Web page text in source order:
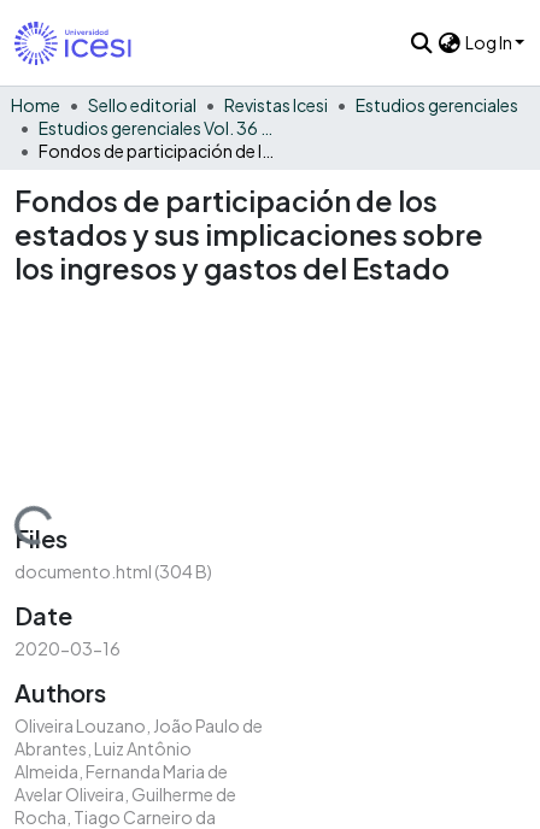
Log In
Home Sello editorial Revistas Icesi
Estudios gerenciales
Fondos de participación de los
estados y sus implicaciones sobre
los ingresos y gastos del Estado
Loading...
Files
documento.html (304 B)
Date
2020-03-16
Authors
Oliveira Louzano, João Paulo de
Abrantes, Luiz Antônio
Almeida, Fernanda Maria de
Avelar Oliveira, Guilherme de
Rocha, Tiago Carneiro da